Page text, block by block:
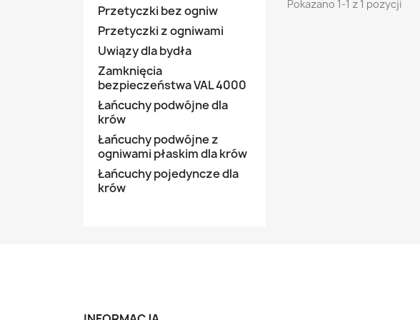
Przetyczki bez ogniw
Przetyczki z ogniwami
Uwiązy dla bydła
Zamknięcia
bezpieczeństwa VAL 4000
Łańcuchy podwójne dla
krów
Łańcuchy podwójne z
ogniwami płaskim dla krów
Łańcuchy pojedyncze dla
krów
Pokazano 1-1 z 1 pozycji